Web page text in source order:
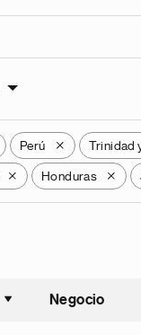
Perú X Trinidad
X Honduras X
Ordenar
Negocio